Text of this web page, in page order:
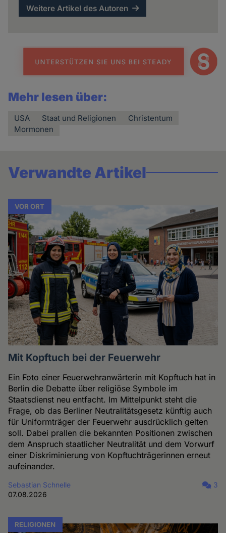
Weitere Artikel des Autoren
Mehr lesen über:
USA Staat und Religionen
Christentum
Mormonen
Verwandte Artikel
VOR ORT
Mit Kopftuch bei der Feuerwehr
Ein Foto einer Feuerwehranwärterin mit Kopftuch hat in
Berlin die Debatte über religiöse Symbole im
Staatsdienst neu entfacht. Im Mittelpunkt steht die
Frage, ob das Berliner Neutralitätsgesetz künftig auch
für Uniformträger der Feuerwehr ausdrücklich gelten
soll. Dabei prallen die bekannten Positionen zwischen
dem Anspruch staatlicher Neutralität und dem Vorwurf
einer Diskriminierung von Kopftuchträgerinnen erneut
aufeinander.
Sebastian Schnelle
07.08.2026
3
RELIGIONEN